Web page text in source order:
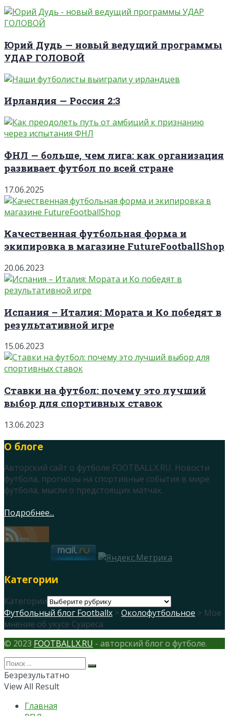
Юрий Дудь — новый ведущий программы
УДАР ГОЛОВОЙ
Ирландия — Россия 2:3
ФНЛ — больше, чем лига: как организация
развивает футбол по всей стране
17.06.2025
Качественная футбольная форма и
экипировка в магазине FutureFootballShop
20.06.2023
Испания – Италия: Мората и Ко победят в
результативной игре
15.06.2023
Ставки на футбол: почему это лучший
выбор для спортивных ставок
13.06.2023
О блоге
Авторский сайт о футболе FOOTBALLX.RU. Новости
футбола, прогнозы на спортивные события в мире
футбола, мысли о предстоящих матчах.
Подробнее...
Категории
Категории
Футбольный блог Footballx > Околофутбольное > Мое
мнение об укусе Суареса
© 2023 FOOTBALLX.RU - авторский блог о футболе.
Безрезультатно
View All Result
Главная